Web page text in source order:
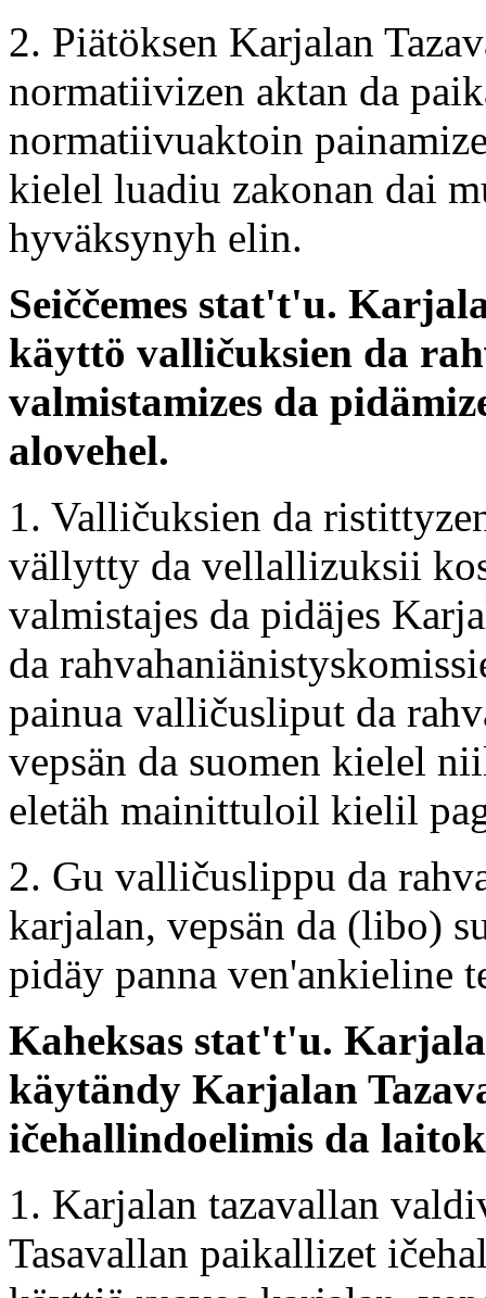
2. Piätöksen Karjalan
normatiivizen aktan da
normatiivuaktoin
kielel luadiu zakonan dai
hyväksynyh elin.
Seiččemes stat't'u.
käyttö valličuksien da
valmistamizes da
alovehel.
1. Valličuksien da
vällytty da vellallizuksii
valmistajes da pidäjes
da
painua valličusliput da
vepsän da suomen kielel
eletäh mainittuloil kielil
2. Gu valličuslippu da
karjalan, vepsän da (libo)
pidäy panna ven'ankieline
Kaheksas stat't'u.
käytändy Karjalan
ičehallindoelimis da
1. Karjalan tazavallan
Tasavallan paikallizet